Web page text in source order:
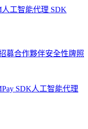
人工智能代理 SDK
募合作夥伴安全性牌照
Pay SDK人工智能代理